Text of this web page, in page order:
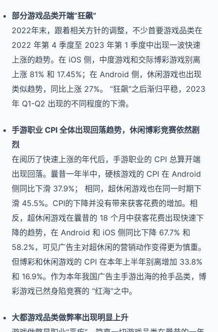
部分游戏品类开端“狂飙”
2022年末，跟着相关方针的调整，不少首要游戏品类在
2022 年第 4 季度至 2023 年第 1 季度中出现一波快速
上涨的趋势。在 iOS 侧，中度游戏和交际博彩游戏别离
上涨 81% 和 17.45%；在 Android 侧，休闲游戏也出现
类似趋势，同比上涨 27%。 “狂飙”之后渐归平稳，2023
年 Q1-Q2 出现的不同程度的下滑。
手游职业 CPI 全体出现回落趋势，休闲博彩竞赛依然剧
烈
在阅历了快速上涨的年代后，手游职业的 CPI 总算开端
出现回落。曩昔一年半中，硬核游戏的 CPI 在 Android
侧同比下滑 37.9%； 相同，超休闲游戏也在同一时期下
滑 45.5%。CPI的下降并没有带来获客花费的增加。相
反，超休闲游戏在曩昔的 18 个月中获客花费出现快速下
降的趋势，在 Android 和 iOS 侧同比下降 67.7% 和
58.2%，可见广告主对超休闲的营销动作变得更为慎重。
但博彩和休闲游戏的 CPI 在本年上半年别离增加 33.8%
和 16.9%。作为本年我国广告主手游出海的抢手品类，博
彩游戏已然身陷竞赛的 “红海”之中。
大都游戏品类做弊率出现明显上升